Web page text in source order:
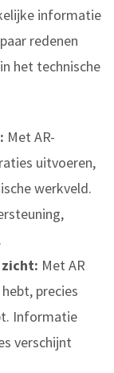
informatie
redenen
het technische
Met AR-
uitvoeren,
werkveld.
Met AR
precies
Informatie
verschijnt